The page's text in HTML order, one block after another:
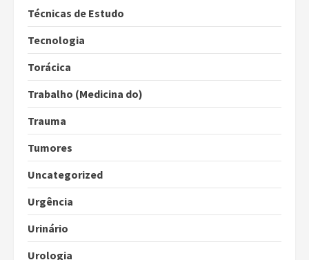
Técnicas de Estudo
Tecnologia
Torácica
Trabalho (Medicina do)
Trauma
Tumores
Uncategorized
Urgência
Urinário
Urologia